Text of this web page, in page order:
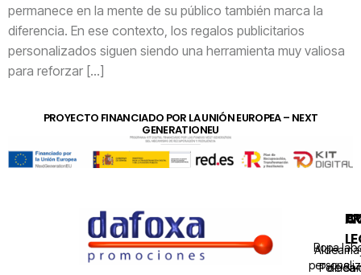
permanece en la mente de su público también marca la
diferencia. En ese contexto, los regalos publicitarios
personalizados siguen siendo una herramienta muy valiosa
para reforzar […]
PROYECTO FINANCIADO POR LA UNIÓN EUROPEA – NEXT
GENERATIONEU
Política
Ropa
de